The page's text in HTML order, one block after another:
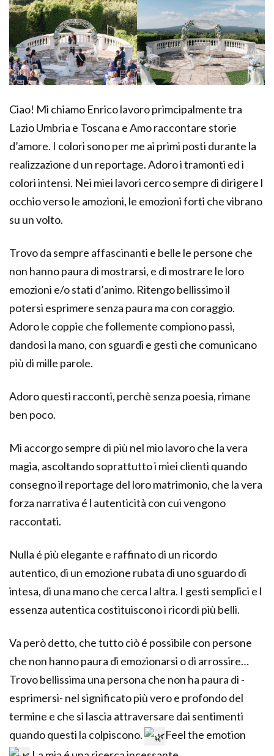
Ciao! Mi chiamo Enrico lavoro primcipalmente tra
Lazio Umbria e Toscana e Amo raccontare storie
d’amore. I colori sono per me ai primi posti durante la
realizzazione d un reportage. Adoro i tramonti ed i
colori intensi. Nei miei lavori cerco sempre di dirigere l
occhio verso le amozioni, le emozioni forti che vibrano
su un volto.
Trovo da sempre affascinanti e belle le persone che
non hanno paura di mostrarsi, e di mostrare le loro
emozioni e/o stati d’animo. Ritengo bellissimo il
potersi esprimere senza paura ma con coraggio.
Adoro le coppie che follemente compiono passi,
dandosi la mano, con sguardi e gesti che comunicano
più di mille parole.
Adoro questi racconti, perchè senza poesia, rimane
ben poco.
Mi accorgo sempre di più nel mio lavoro che la vera
magia, ascoltando soprattutto i miei clienti quando
consegno il reportage del loro matrimonio, che la vera
forza narrativa é l autenticità con cui vengono
raccontati.
Nulla é più elegante e raffinato di un ricordo
autentico, di un emozione rubata di uno sguardo di
intesa, di una mano che cerca l altra. I gesti semplici e l
essenza autentica costituiscono i ricordi più belli.
Va però detto, che tutto ciò é possibile con persone
che non hanno paura di emozionarsi o di arrossire…
Trovo bellissima una persona che non ha paura di -
esprimersi- nel significato più vero e profondo del
termine e che si lascia attraversare dai sentimenti
quando questi la colpiscono.
Feel the emotion